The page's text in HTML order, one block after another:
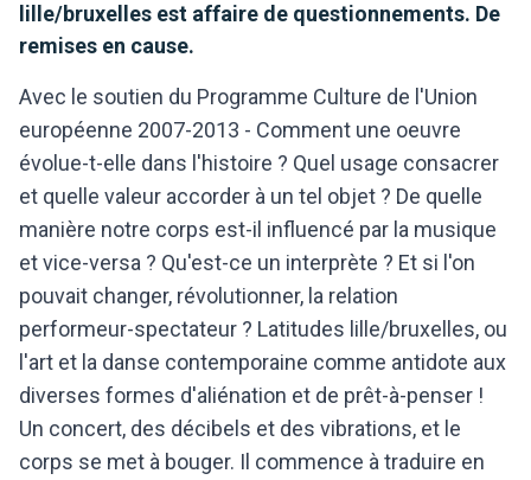
lille/bruxelles est affaire de questionnements. De
remises en cause.
Avec le soutien du Programme Culture de l'Union
européenne 2007-2013 - Comment une oeuvre
évolue-t-elle dans l'histoire ? Quel usage consacrer
et quelle valeur accorder à un tel objet ? De quelle
manière notre corps est-il influencé par la musique
et vice-versa ? Qu'est-ce un interprète ? Et si l'on
pouvait changer, révolutionner, la relation
performeur-spectateur ? Latitudes lille/bruxelles, ou
l'art et la danse contemporaine comme antidote aux
diverses formes d'aliénation et de prêt-à-penser !
Un concert, des décibels et des vibrations, et le
corps se met à bouger. Il commence à traduire en